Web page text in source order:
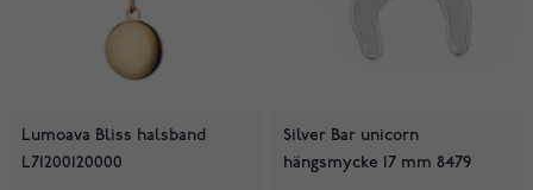
Lumoava Bliss halsband
L71200120000
Silver Bar unicorn
hängsmycke 17 mm 8479